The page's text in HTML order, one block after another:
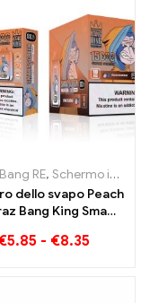
elettroniche usa e
Bang RE, Schermo intelligente Bang King 15000 Soffio
dello svapo Peach
Bang King Smart
5.85 - €8.35